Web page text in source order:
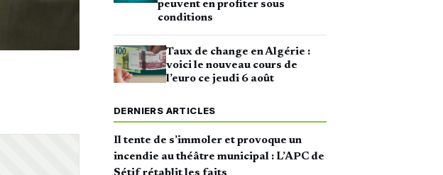
peuvent en profiter sous
conditions
Taux de change en Algérie :
voici le nouveau cours de
l’euro ce jeudi 6 août
DERNIERS ARTICLES
Il tente de s’immoler et provoque un
incendie au théâtre municipal : L’APC de